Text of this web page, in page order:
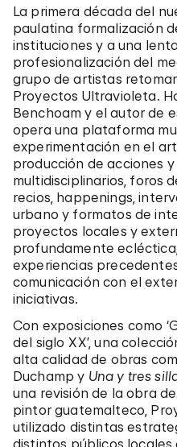
La primera década del
paulatina formalización
instituciones y a una
profesionalización del
grupo de artistas
Proyectos Ultravioleta.
Benchoam y el autor de
opera una plataforma
experimentación en el
producción de acciones
multidisciplinarios, foros
recios, happenings,
urbano y formatos de
proyectos locales y
profundamente
experiencias
comunicación con el
iniciativas.
Con exposiciones como
del siglo XX’, una
alta calidad de obras
Duchamp y Una y tres
una revisión de la obra
pintor guatemalteco,
utilizado distintas
distintos públicos locales